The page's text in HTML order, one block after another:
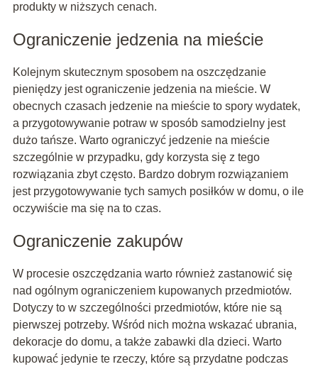
produkty w niższych cenach.
Ograniczenie jedzenia na mieście
Kolejnym skutecznym sposobem na oszczędzanie
pieniędzy jest ograniczenie jedzenia na mieście. W
obecnych czasach jedzenie na mieście to spory wydatek,
a przygotowywanie potraw w sposób samodzielny jest
dużo tańsze. Warto ograniczyć jedzenie na mieście
szczególnie w przypadku, gdy korzysta się z tego
rozwiązania zbyt często. Bardzo dobrym rozwiązaniem
jest przygotowywanie tych samych posiłków w domu, o ile
oczywiście ma się na to czas.
Ograniczenie zakupów
W procesie oszczędzania warto również zastanowić się
nad ogólnym ograniczeniem kupowanych przedmiotów.
Dotyczy to w szczególności przedmiotów, które nie są
pierwszej potrzeby. Wśród nich można wskazać ubrania,
dekoracje do domu, a także zabawki dla dzieci. Warto
kupować jedynie te rzeczy, które są przydatne podczas